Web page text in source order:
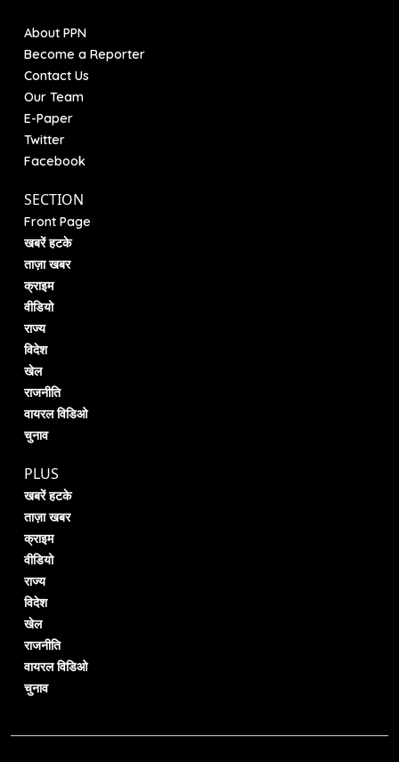
About PPN
Become a Reporter
Contact Us
Our Team
E-Paper
Twitter
Facebook
SECTION
Front Page
खबरें हटके
ताज़ा खबर
क्राइम
वीडियो
राज्य
विदेश
खेल
राजनीति
वायरल विडिओ
चुनाव
PLUS
खबरें हटके
ताज़ा खबर
क्राइम
वीडियो
राज्य
विदेश
खेल
राजनीति
वायरल विडिओ
चुनाव